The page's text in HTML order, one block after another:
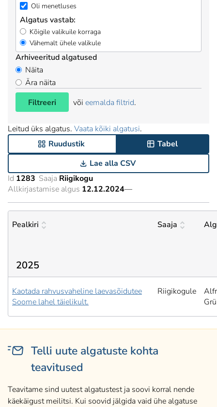
Oli menetluses
Algatus vastab:
Kõigile valikuile korraga
Vähemalt ühele valikule
Arhiveeritud algatused
Näita
Ära näita
Filtreeri
või eemalda filtrid.
Leitud üks algatus. Vaata kõiki algatusi.
Ruudustik
Tabel
Lae alla CSV
Id 1283 Saaja Riigikogu
Allkirjastamise algus 12.12.2024—
Pealkiri Saaja
2025
Kaotada rahvusvaheline laevasõidutee
Soome lahel täielikult.
Riigikogule
Telli uute algatuste kohta
teavitused
Teavitame sind uutest algatustest ja soovi korral nende
käekäigust meilitsi. Kui soovid jälgida vaid ühe algatuse